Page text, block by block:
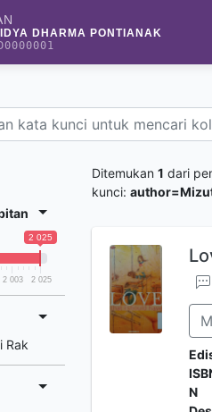
DHARMA PONTIANAK
2 025
2 003 2 025
Rak
Ditemukan 1 dari
kunci:
N